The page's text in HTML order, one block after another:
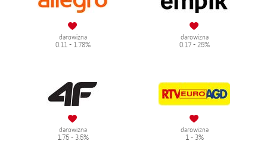
darowizna
0.11 - 1.78%
darowizna
0.17 - 25%
darowizna
1.75 - 3.5%
darowizna
1 - 3%